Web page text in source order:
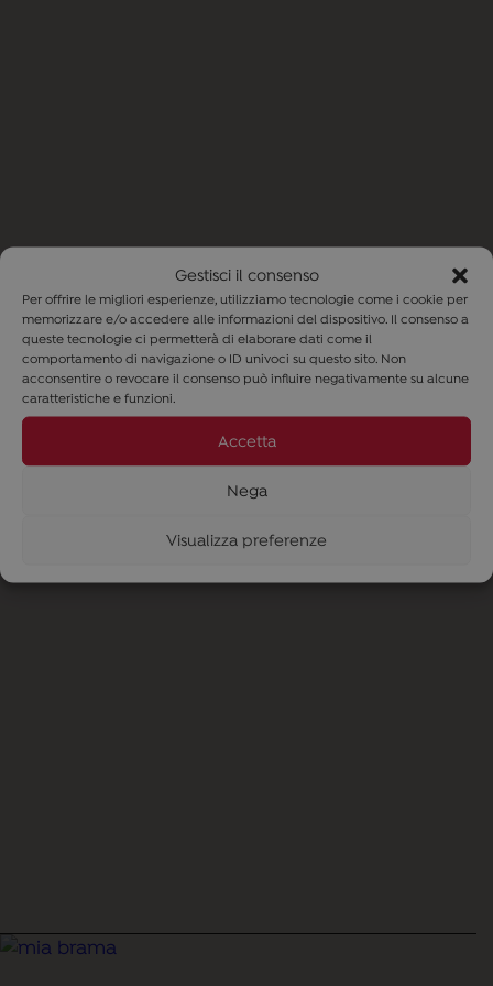
Gestisci il consenso
Per offrire le migliori esperienze, utilizziamo tecnologie come i cookie per
memorizzare e/o accedere alle informazioni del dispositivo. Il consenso a
queste tecnologie ci permetterà di elaborare dati come il
comportamento di navigazione o ID univoci su questo sito. Non
acconsentire o revocare il consenso può influire negativamente su alcune
caratteristiche e funzioni.
Accetta
Nega
Visualizza preferenze